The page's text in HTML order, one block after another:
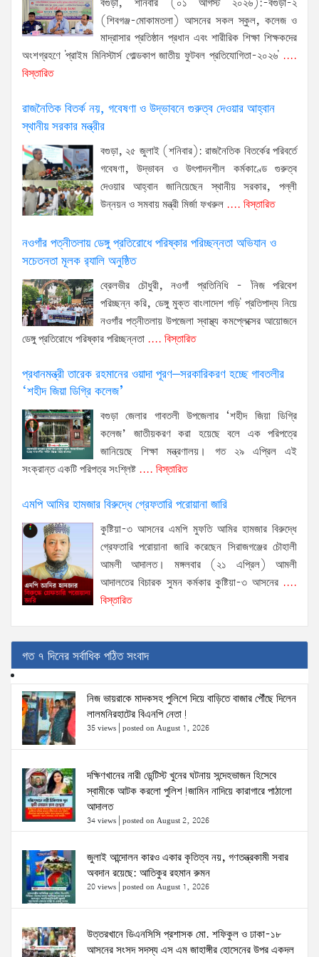
বগুড়া, শনিবার (০১ আগস্ট ২০২৬):-বগুড়া-২
(শিবগঞ্জ-মোকামতলা) আসনের সকল স্কুল, কলেজ ও
মাদ্রাসার প্রতিষ্ঠান প্রধান এবং শারীরিক শিক্ষা শিক্ষকদের
অংশগ্রহণে 'প্রাইম মিনিস্টার্স গোল্ডকাপ জাতীয় ফুটবল প্রতিযোগিতা-২০২৬'....
বিস্তারিত
রাজনৈতিক বিতর্ক নয়, গবেষণা ও উদ্ভাবনে গুরুত্ব দেওয়ার আহ্বান
স্থানীয় সরকার মন্ত্রীর
বগুড়া, ২৫ জুলাই (শনিবার): রাজনৈতিক বিতর্কের পরিবর্তে
গবেষণা, উদ্ভাবন ও উৎপাদনশীল কর্মকাণ্ডে গুরুত্ব
দেওয়ার আহ্বান জানিয়েছেন স্থানীয় সরকার, পল্লী
উন্নয়ন ও সমবায় মন্ত্রী মির্জা ফখরুল .... বিস্তারিত
নওগাঁর পত্নীতলায় ডেঙ্গু প্রতিরোধে পরিষ্কার পরিচ্ছন্নতা অভিযান ও
সচেতনতা মূলক র‍্যালি অনুষ্ঠিত
ব্রেলভীর চৌধুরী, নওগাঁ প্রতিনিধি - 'নিজ পরিবেশ
পরিচ্ছন্ন করি, ডেঙ্গু মুক্ত বাংলাদেশ গড়ি' প্রতিপাদ্য নিয়ে
নওগাঁর পত্নীতলায় উপজেলা স্বাস্থ্য কমপ্লেক্সের আয়োজনে
ডেঙ্গু প্রতিরোধে পরিষ্কার পরিচ্ছন্নতা .... বিস্তারিত
প্রধানমন্ত্রী তারেক রহমানের ওয়াদা পূরণ–সরকারিকরণ হচ্ছে গাবতলীর
‘শহীদ জিয়া ডিগ্রি কলেজ’
বগুড়া জেলার গাবতলী উপজেলার ‘শহীদ জিয়া ডিগ্রি
কলেজ’ জাতীয়করণ করা হয়েছে বলে এক পরিপত্রে
জানিয়েছে শিক্ষা মন্ত্রণালয়। গত ২৯ এপ্রিল এই
সংক্রান্ত একটি পরিপত্র সংশ্লিষ্ট .... বিস্তারিত
এমপি আমির হামজার বিরুদ্ধে গ্রেফতারি পরোয়ানা জারি
কুষ্টিয়া-৩ আসনের এমপি মুফতি আমির হামজার বিরুদ্ধে
গ্রেফতারি পরোয়ানা জারি করেছেন সিরাজগঞ্জের চৌহালী
আমলী আদালত। মঙ্গলবার (২১ এপ্রিল) আমলী
আদালতের বিচারক সুমন কর্মকার কুষ্টিয়া-৩ আসনের....
বিস্তারিত
গত ৭ দিনের সর্বাধিক পঠিত সংবাদ
নিজ ভায়রাকে মাদকসহ পুলিশে দিয়ে বাড়িতে বাজার পৌঁছে দিলেন
লালমনিরহাটের বিএনপি নেতা!
35 views posted on August 1, 2026
দক্ষিণখানের নারী ডেন্টিস্ট খুনের ঘটনায় সন্দেহভাজন হিসেবে
স্বামীকে আটক করলো পুলিশ!জামিন নাদিয়ে কারাগারে পাঠালো
আদালত
34 views posted on August 2, 2026
জুলাই আন্দোলন কারও একার কৃতিত্ব নয়, গণতন্ত্রকামী সবার
অবদান রয়েছে: আতিকুর রহমান রুমন
20 views posted on August 1, 2026
উত্তরখানে ডিএনসিসি প্রশাসক মো. শফিকুল ও ঢাকা-১৮
আসনের সংসদ সদস্য এস এম জাহাঙ্গীর হোসেনের উপর একদল